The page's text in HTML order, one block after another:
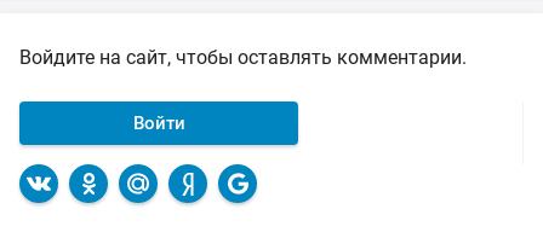
Войдите на сайт, чтобы оставлять комментарии.
Войти